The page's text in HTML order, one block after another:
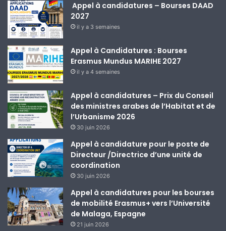
Appel à candidatures – Bourses DAAD
2027
il y a 3 semaines
Appel à Candidatures : Bourses
Erasmus Mundus MARIHE 2027
il y a 4 semaines
Appel à candidatures – Prix du Conseil
des ministres arabes de l’Habitat et de
l’Urbanisme 2026
30 juin 2026
Appel à candidature pour le poste de
Directeur /Directrice d’une unité de
coordination
30 juin 2026
Appel à candidatures pour les bourses
de mobilité Erasmus+ vers l’Université
de Malaga, Espagne
21 juin 2026